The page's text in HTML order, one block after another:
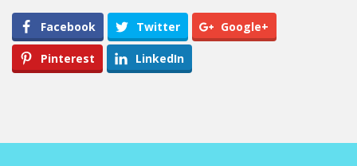
Facebook Twitter Google+
Pinterest LinkedIn